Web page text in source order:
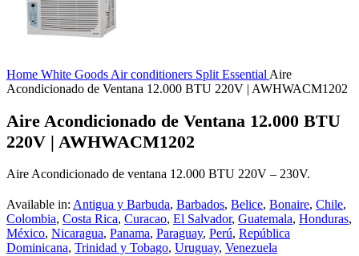
Home White Goods Air conditioners Split Essential Aire
Acondicionado de Ventana 12.000 BTU 220V | AWHWACM1202
Aire Acondicionado de Ventana 12.000 BTU
220V | AWHWACM1202
Aire Acondicionado de ventana 12.000 BTU 220V – 230V.
Available in: Antigua y Barbuda, Barbados, Belice, Bonaire, Chile,
Colombia, Costa Rica, Curacao, El Salvador, Guatemala, Honduras,
México, Nicaragua, Panama, Paraguay, Perú, República
Dominicana, Trinidad y Tobago, Uruguay, Venezuela